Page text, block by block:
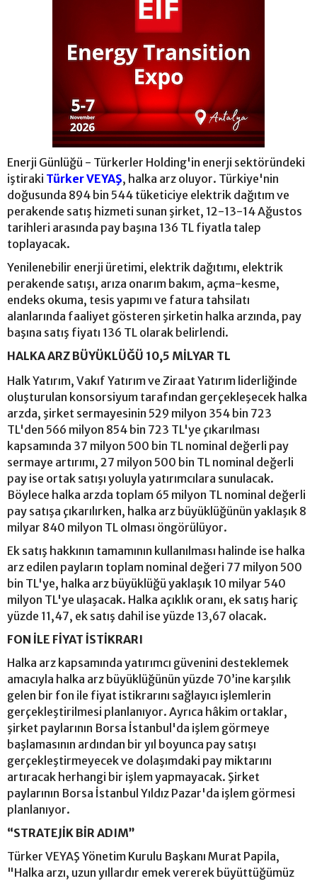
Enerji Günlüğü - Türkerler Holding'in enerji sektöründeki
iştiraki Türker VEYAŞ, halka arz oluyor. Türkiye'nin
doğusunda 894 bin 544 tüketiciye elektrik dağıtım ve
perakende satış hizmeti sunan şirket, 12-13-14 Ağustos
tarihleri arasında pay başına 136 TL fiyatla talep
toplayacak.
Yenilenebilir enerji üretimi, elektrik dağıtımı, elektrik
perakende satışı, arıza onarım bakım, açma-kesme,
endeks okuma, tesis yapımı ve fatura tahsilatı
alanlarında faaliyet gösteren şirketin halka arzında, pay
başına satış fiyatı 136 TL olarak belirlendi.
HALKA ARZ BÜYÜKLÜĞÜ 10,5 MİLYAR TL
Halk Yatırım, Vakıf Yatırım ve Ziraat Yatırım liderliğinde
oluşturulan konsorsiyum tarafından gerçekleşecek halka
arzda, şirket sermayesinin 529 milyon 354 bin 723
TL'den 566 milyon 854 bin 723 TL'ye çıkarılması
kapsamında 37 milyon 500 bin TL nominal değerli pay
sermaye artırımı, 27 milyon 500 bin TL nominal değerli
pay ise ortak satışı yoluyla yatırımcılara sunulacak.
Böylece halka arzda toplam 65 milyon TL nominal değerli
pay satışa çıkarılırken, halka arz büyüklüğünün yaklaşık 8
milyar 840 milyon TL olması öngörülüyor.
Ek satış hakkının tamamının kullanılması halinde ise halka
arz edilen payların toplam nominal değeri 77 milyon 500
bin TL'ye, halka arz büyüklüğü yaklaşık 10 milyar 540
milyon TL'ye ulaşacak. Halka açıklık oranı, ek satış hariç
yüzde 11,47, ek satış dahil ise yüzde 13,67 olacak.
FON İLE FİYAT İSTİKRARI
Halka arz kapsamında yatırımcı güvenini desteklemek
amacıyla halka arz büyüklüğünün yüzde 70’ine karşılık
gelen bir fon ile fiyat istikrarını sağlayıcı işlemlerin
gerçekleştirilmesi planlanıyor. Ayrıca hâkim ortaklar,
şirket paylarının Borsa İstanbul'da işlem görmeye
başlamasının ardından bir yıl boyunca pay satışı
gerçekleştirmeyecek ve dolaşımdaki pay miktarını
artıracak herhangi bir işlem yapmayacak. Şirket
paylarının Borsa İstanbul Yıldız Pazar'da işlem görmesi
planlanıyor.
“STRATEJİK BİR ADIM”
Türker VEYAŞ Yönetim Kurulu Başkanı Murat Papila,
"Halka arzı, uzun yıllardır emek vererek büyüttüğümüz